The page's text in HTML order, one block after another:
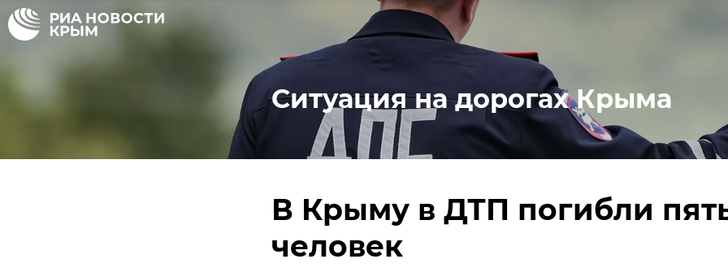
Ситуация на дорогах Крыма
В Крыму в ДТП погибли
человек